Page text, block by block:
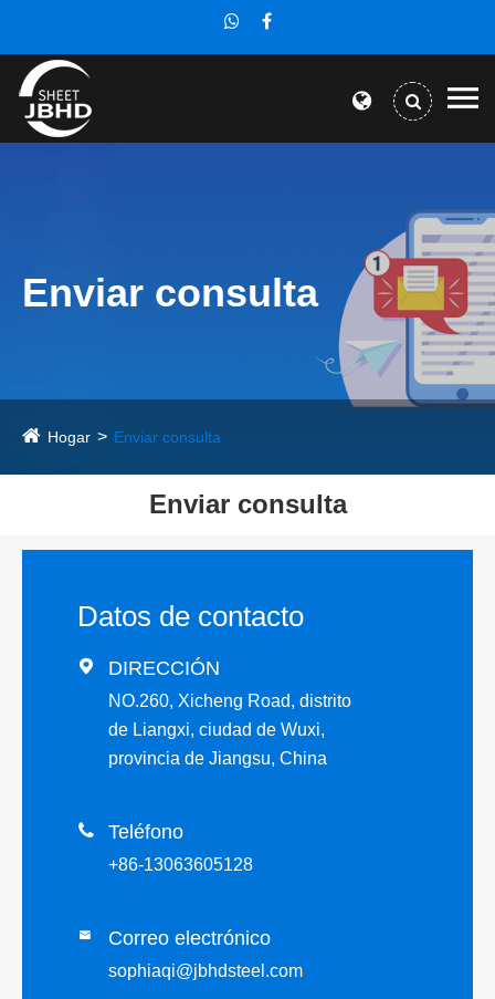
Enviar consulta
Hogar Enviar consulta
Enviar consulta
Datos de contacto
 DIRECCIÓN
NO.260, Xicheng Road, distrito
de Liangxi, ciudad de Wuxi,
provincia de Jiangsu, China
 Teléfono
+86-13063605128
 Correo electrónico
sophiaqi@jbhdsteel.com